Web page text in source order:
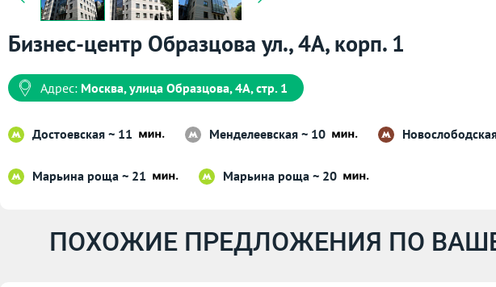
Бизнес-центр Образцова ул., 4А, корп. 1
Адрес: Москва, улица Образцова, 4А, стр. 1
Достоевская ~ 11 Менделеевская ~ 10
Марьина роща ~ 21 Марьина роща ~ 20
ПОХОЖИЕ ПРЕДЛОЖЕНИЯ ПО